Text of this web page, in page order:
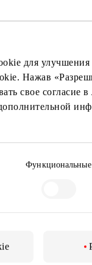
для
Нажав
свое согласие
Функциональные
вам